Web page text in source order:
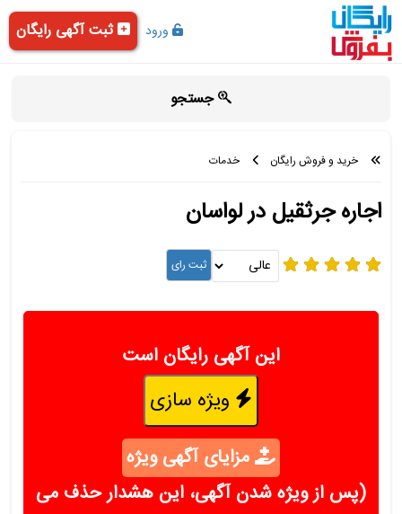
ورود ثبت آگهی رایگان
جستجو
خرید و فروش رایگان خدمات
اجاره جرثقیل در لواسان
این آگهی رایگان است
ویژه سازی
مزایای آگهی ویژه
(پس از ویژه شدن آگهی، این هشدار حذف می